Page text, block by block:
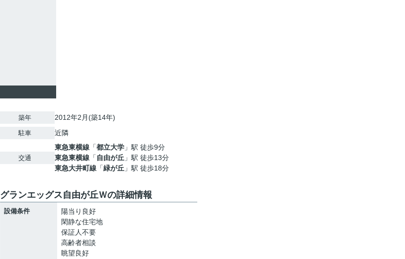
築年 2012年2月(築14年)
駐車 近隣
交通
東急東横線 「都立大学 」駅 徒歩9分
東急東横線 「 自由が丘 」駅 徒歩13分
東急大井町線 「緑が丘 」駅 徒歩18分
グランエッグス自由が丘Ｗの詳細情報
設備条件
陽当り良好
閑静な住宅地
保証人不要
高齢者相談
眺望良好